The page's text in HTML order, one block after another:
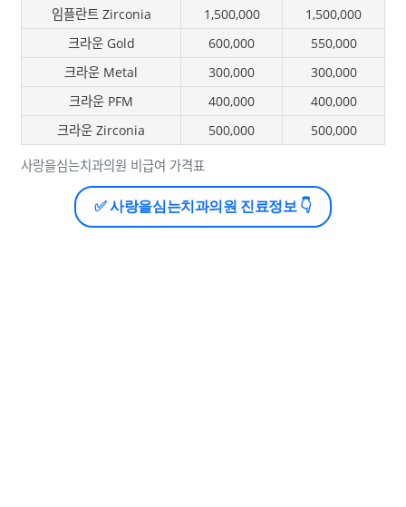
사랑을심는치과의원 비급여 가격표
임플란트 Zirconia
1,500,000
1,500,000
크라운 Gold
600,000
550,000
크라운 Metal
300,000
300,000
크라운 PFM
400,000
400,000
크라운 Zirconia
500,000 500,000
✅ 사랑을심는치과의원 진료정보 👇